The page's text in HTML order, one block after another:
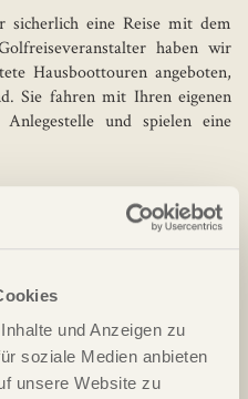
und Anzeigen zu
soziale Medien anbieten
unsere Website zu
sicherlich eine Reise mit dem
haben wir
Hausboottouren angeboten,
Sie fahren mit Ihren eigenen
und spielen eine
Golfreisen